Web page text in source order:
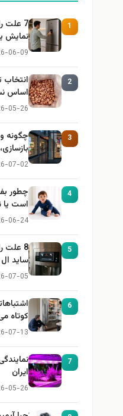
1
7
نمایش
06-09
2
اساس
05-26
3
چگونه
07-02
4
چطور
است یا
باید
06-24
5
8
ساید
07-05
6
کوتاه
07-13
7
ایران
05-26